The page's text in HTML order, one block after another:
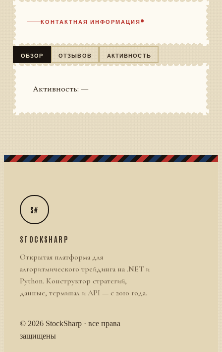
КОНТАКТНАЯ ИНФОРМАЦИЯ
ОБЗОР ОТЗЫВОВ АКТИВНОСТЬ
Активность: —
S#
STOCKSHARP
Открытая платформа для
алгоритмического трейдинга на .NET и
Python. Конструктор стратегий,
данные, терминал и API — с 2010 года.
© 2026 StockSharp · все права
защищены